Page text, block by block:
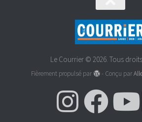
Le Courrier © 2026. Tous
Fièrement propulsé par - Conçu par